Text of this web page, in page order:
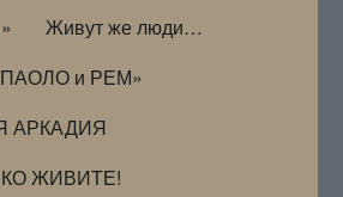
Живут же люди…
и РЕМ»
АРКАДИЯ
ЖИВИТЕ!